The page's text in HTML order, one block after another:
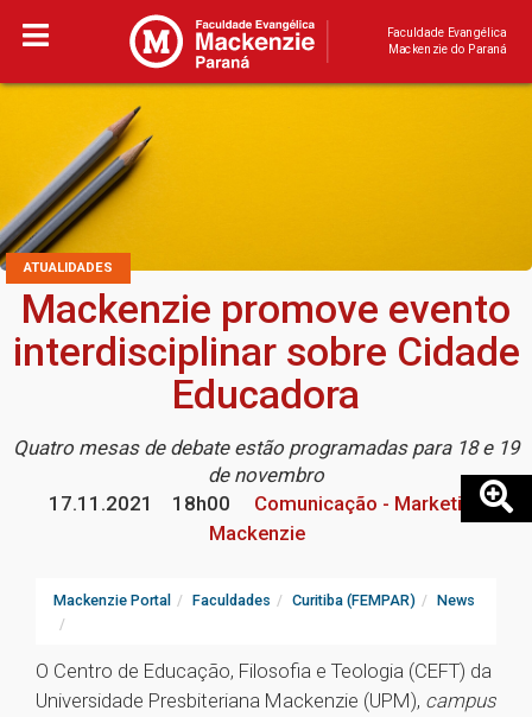
Faculdade Evangélica
Mackenzie do Paraná
ATUALIDADES
Mackenzie promove evento
interdisciplinar sobre Cidade
Educadora
Quatro mesas de debate estão programadas para 18 e 19
de novembro
17.11.2021
18h00
Comunicação - Marketing
Mackenzie
Mackenzie Portal Faculdades Curitiba (FEMPAR) News
O Centro de Educação, Filosofia e Teologia (CEFT) da
Universidade Presbiteriana Mackenzie (UPM), campus